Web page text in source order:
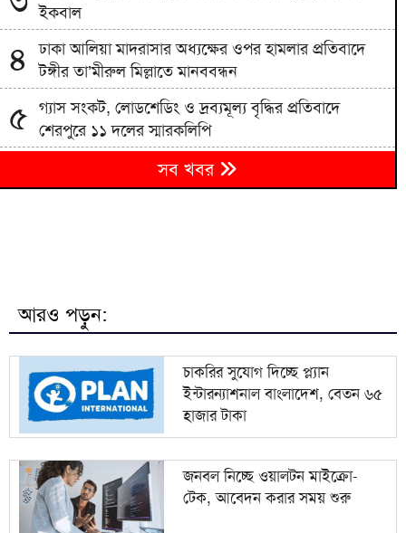
ইকবাল
৪
ঢাকা আলিয়া মাদরাসার অধ্যক্ষের ওপর হামলার প্রতিবাদে
টঙ্গীর তা’মীরুল মিল্লাতে মানববন্ধন
৫ গ্যাস সংকট, লোডশেডিং ও দ্রব্যমূল্য বৃদ্ধির প্রতিবাদে
শেরপুরে ১১ দলের স্মারকলিপি
নদীদূষণ রোধে সমন্বিত পদক্ষেপ গ্রহণে অবহেলার সুযোগ
নেই: প্রধানমন্ত্রী
চর আঁড়িয়াল খাঁ উচ্চ বিদ্যালয়
৯
দলের স্মারকলিপি প্রদান
১০ ঢাকা আহ্ছানিয়া মিশনের সহায়তা পেল বাঁশখালী-
আনোয়ারার এক হাজার পরিবার
সব খবর
আরও পড়ুন:
চাকরির সুযোগ দিচ্ছে প্ল্যান
ইন্টারন্যাশনাল বাংলাদেশ, বেতন ৬৫
হাজার টাকা
জনবল নিচ্ছে ওয়ালটন মাইক্রো-
টেক, আবেদন করার সময় শুরু